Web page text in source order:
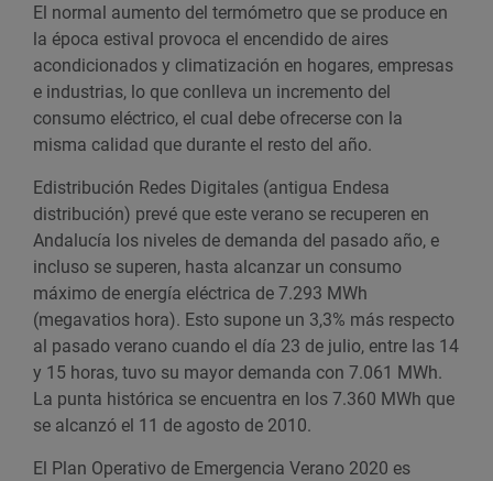
El normal aumento del termómetro que se produce en
la época estival provoca el encendido de aires
acondicionados y climatización en hogares, empresas
e industrias, lo que conlleva un incremento del
consumo eléctrico, el cual debe ofrecerse con la
misma calidad que durante el resto del año.
Edistribución Redes Digitales (antigua Endesa
distribución) prevé que este verano se recuperen en
Andalucía los niveles de demanda del pasado año, e
incluso se superen, hasta alcanzar un consumo
máximo de energía eléctrica de 7.293 MWh
(megavatios hora). Esto supone un 3,3% más respecto
al pasado verano cuando el día 23 de julio, entre las 14
y 15 horas, tuvo su mayor demanda con 7.061 MWh.
La punta histórica se encuentra en los 7.360 MWh que
se alcanzó el 11 de agosto de 2010.
El Plan Operativo de Emergencia Verano 2020 es